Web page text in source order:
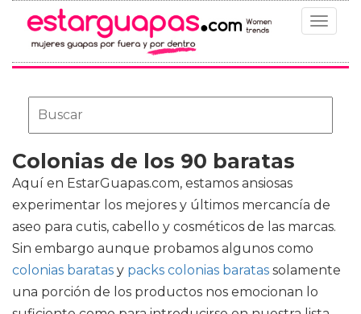
Toggle
Colonias de los 90 baratas
Aquí en EstarGuapas.com, estamos ansiosas
experimentar los mejores y últimos mercancía de
aseo para cutis, cabello y cosméticos de las marcas.
Sin embargo aunque probamos algunos como
colonias baratas y packs colonias baratas solamente
una porción de los productos nos emocionan lo